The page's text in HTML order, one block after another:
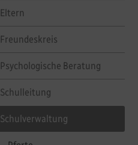
Eltern
Freundeskreis
Psychologische Beratung
Schulleitung
Schulverwaltung